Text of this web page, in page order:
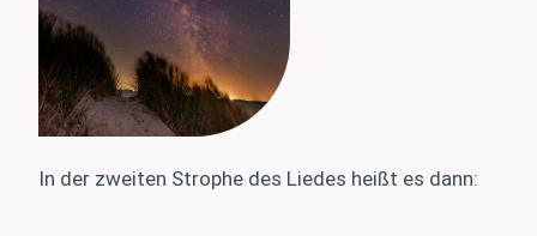
In der zweiten Strophe des Liedes heißt es dann: